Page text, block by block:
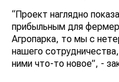
“Проект наглядно
прибыльным для
Агропарка, то мы с
нашего
ними что-то новое”, -